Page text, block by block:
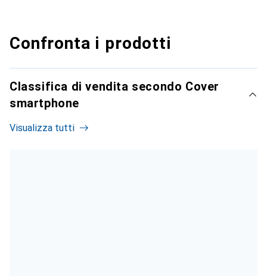
Confronta i prodotti
Classifica di vendita secondo Cover
smartphone
Visualizza tutti